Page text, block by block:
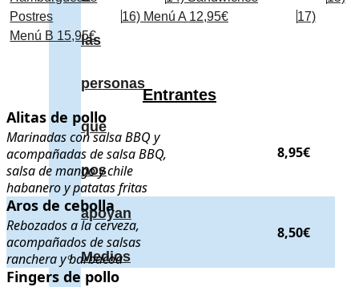
las
personas
que
nos
apoyan
Medios
Postres
16) Menú A 12,95€
17)
Menú B 15,95€
Entrantes
Alitas de pollo . Marinadas con salsa BBQ y acompañadas de
Alitas de pollo
Marinadas con salsa BBQ y
acompañadas de salsa BBQ,
salsa de mango y chile
habanero y patatas fritas
8,95€
Aros de cebolla . Rebozados a la cerveza, acompañados de
Aros de cebolla
Rebozados a la cerveza,
acompañados de salsas
ranchera y barbacoa
8,50€
Fingers de pollo . Deliciosos fingers de pollo con rebozado
Fingers de pollo